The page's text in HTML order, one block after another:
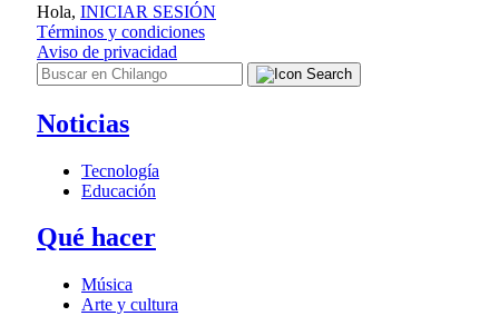
Hola, INICIAR SESIÓN
Términos y condiciones
Aviso de privacidad
Noticias
Tecnología
Educación
Qué hacer
Música
Arte y cultura